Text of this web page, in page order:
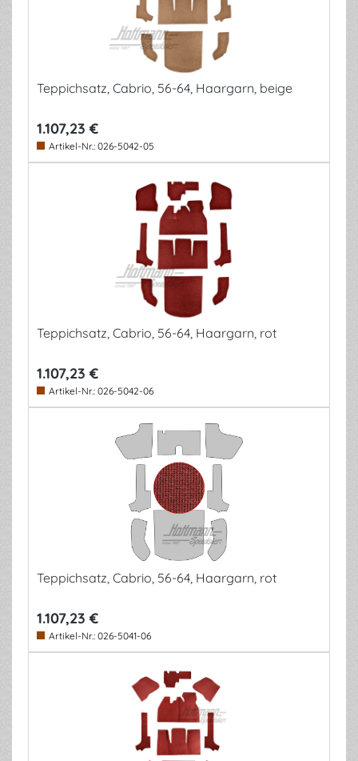
Teppichsatz, Cabrio, 56-64, Haargarn, beige
1.107,23 €
Artikel-Nr.: 026-5042-05
Teppichsatz, Cabrio, 56-64, Haargarn, rot
1.107,23 €
Artikel-Nr.: 026-5042-06
Teppichsatz, Cabrio, 56-64, Haargarn, rot
1.107,23 €
Artikel-Nr.: 026-5041-06